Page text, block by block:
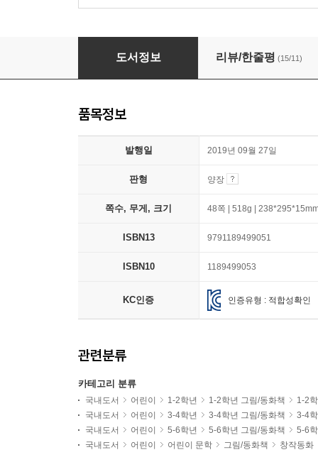
나는 화성 탐사 로봇 오퍼튜니티입니다
도서정보 리뷰/한줄평 (15/11)
품목정보
발행일 2019년 09월 27일
판형 양장
쪽수, 무게, 크기 48쪽 | 518g |
ISBN13 9791189499051
ISBN10 1189499053
KC인증 인증유형 : 적합성확인
관련분류
카테고리 분류
국내도서 어린이 1-2학년 1-2학년 그림/동화책
1-2
국내도서
어린이 3-4학년 3-4학년 그림/동화책
3-4
국내도서
어린이 5-6학년 5-6학년 그림/동화책
5-6
국내도서
어린이 어린이 문학 그림/동화책 창작동화